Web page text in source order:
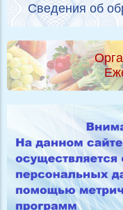
Сведения об